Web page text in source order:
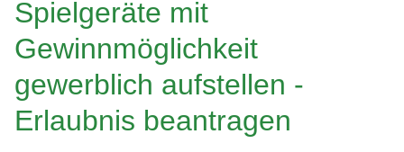
Spielgeräte mit
Gewinnmöglichkeit
gewerblich aufstellen -
Erlaubnis beantragen